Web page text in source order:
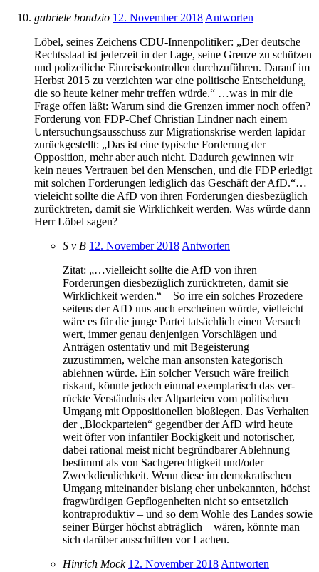
gabriele bondzio 12. November 2018 Antworten
Löbel, seines Zeichens CDU-Innenpolitiker: „Der deutsche
Rechtsstaat ist jederzeit in der Lage, seine Grenze zu schützen
und polizeiliche Einreisekontrollen durchzuführen. Darauf im
Herbst 2015 zu verzichten war eine politische Entscheidung,
die so heute keiner mehr treffen würde.“ …was in mir die
Frage offen läßt: Warum sind die Grenzen immer noch offen?
Forderung von FDP-Chef Christian Lindner nach einem
Untersuchungsausschuss zur Migrationskrise werden lapidar
zurückgestellt: „Das ist eine typische Forderung der
Opposition, mehr aber auch nicht. Dadurch gewinnen wir
kein neues Vertrauen bei den Menschen, und die FDP erledigt
mit solchen Forderungen lediglich das Geschäft der AfD.“…
vieleicht sollte die AfD von ihren Forderungen diesbezüglich
zurücktreten, damit sie Wirklichkeit werden. Was würde dann
Herr Löbel sagen?
S v B 12. November 2018 Antworten
Zitat: „…vielleicht sollte die AfD von ihren
Forderungen diesbezüglich zurücktreten, damit sie
Wirklichkeit werden.“ – So irre ein solches Prozedere
seitens der AfD uns auch erscheinen würde, vielleicht
wäre es für die junge Partei tatsächlich einen Versuch
wert, immer genau denjenigen Vorschlägen und
Anträgen ostentativ und mit Begeisterung
zuzustimmen, welche man ansonsten kategorisch
ablehnen würde. Ein solcher Versuch wäre freilich
riskant, könnte jedoch einmal exemplarisch das ver-
rückte Verständnis der Altparteien vom politischen
Umgang mit Oppositionellen bloßlegen. Das Verhalten
der „Blockparteien“ gegenüber der AfD wird heute
weit öfter von infantiler Bockigkeit und notorischer,
dabei rational meist nicht begründbarer Ablehnung
bestimmt als von Sachgerechtigkeit und/oder
Zweckdienlichkeit. Wenn diese im demokratischen
Umgang miteinander bislang eher unbekannten, höchst
fragwürdigen Gepflogenheiten nicht so entsetzlich
kontraproduktiv – und so dem Wohle des Landes sowie
seiner Bürger höchst abträglich – wären, könnte man
sich darüber ausschütten vor Lachen.
Hinrich Mock 12. November 2018 Antworten